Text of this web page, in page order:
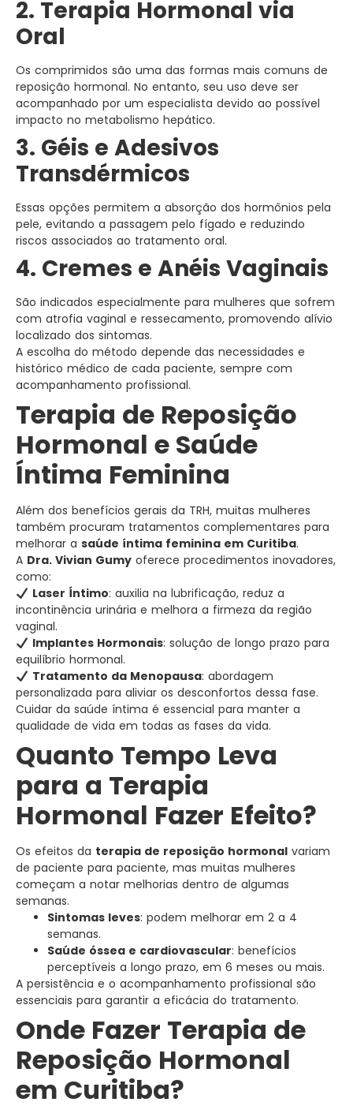
2. Terapia Hormonal via
Oral
Os comprimidos são uma das formas mais comuns de
reposição hormonal. No entanto, seu uso deve ser
acompanhado por um especialista devido ao possível
impacto no metabolismo hepático.
3. Géis e Adesivos
Transdérmicos
Essas opções permitem a absorção dos hormônios pela
pele, evitando a passagem pelo fígado e reduzindo
riscos associados ao tratamento oral.
4. Cremes e Anéis Vaginais
São indicados especialmente para mulheres que sofrem
com atrofia vaginal e ressecamento, promovendo alívio
localizado dos sintomas.
A escolha do método depende das necessidades e
histórico médico de cada paciente, sempre com
acompanhamento profissional.
Terapia de Reposição
Hormonal e Saúde
Íntima Feminina
Além dos benefícios gerais da TRH, muitas mulheres
também procuram tratamentos complementares para
melhorar a saúde íntima feminina em Curitiba.
A Dra. Vivian Gumy oferece procedimentos inovadores,
como:
Laser Íntimo: auxilia na lubrificação, reduz a
incontinência urinária e melhora a firmeza da região
vaginal.
Implantes Hormonais: solução de longo prazo para
equilíbrio hormonal.
Tratamento da Menopausa: abordagem
personalizada para aliviar os desconfortos dessa fase.
Cuidar da saúde íntima é essencial para manter a
qualidade de vida em todas as fases da vida.
Quanto Tempo Leva
para a Terapia
Hormonal Fazer Efeito?
Os efeitos da terapia de reposição hormonal variam
de paciente para paciente, mas muitas mulheres
começam a notar melhorias dentro de algumas
semanas.
Sintomas leves: podem melhorar em 2 a 4
semanas.
Saúde óssea e cardiovascular: benefícios
perceptíveis a longo prazo, em 6 meses ou mais.
A persistência e o acompanhamento profissional são
essenciais para garantir a eficácia do tratamento.
Onde Fazer Terapia de
Reposição Hormonal
em Curitiba?